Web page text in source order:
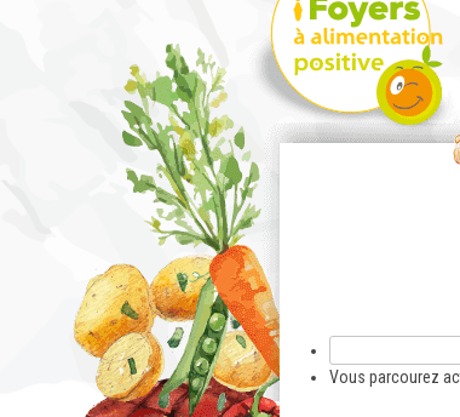
Vous parcourez